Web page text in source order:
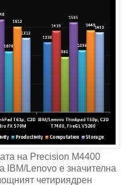
на Precision M4400
IBM/Lenovo е значителна
четириядрен